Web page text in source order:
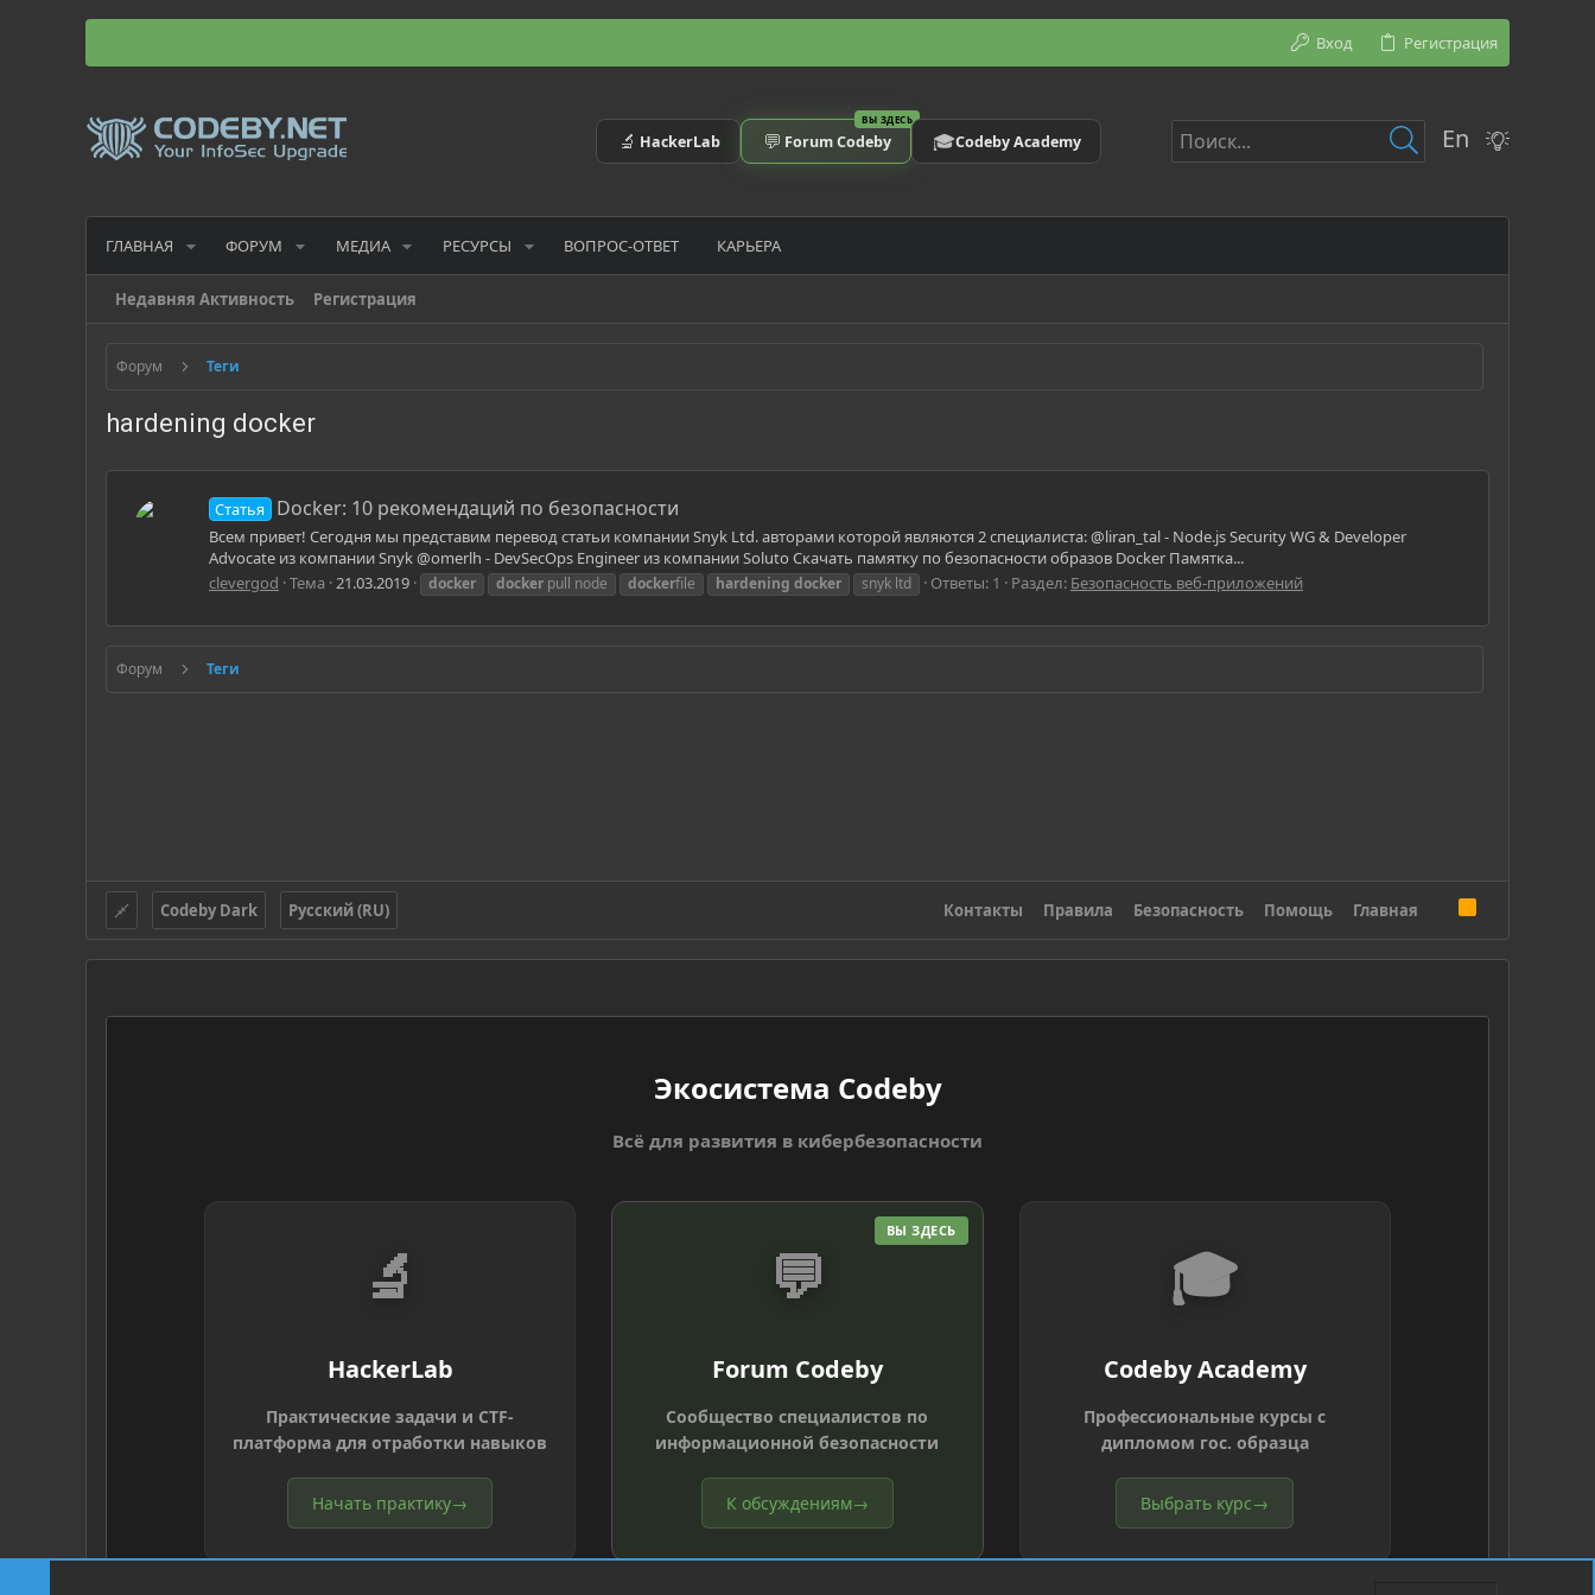
Вход Регистрация
🔬 HackerLab
ВЫ ЗДЕСЬ
💬 Forum Codeby 🎓Codeby Academy En
ГЛАВНАЯ ФОРУМ МЕДИА РЕСУРСЫ ВОПРОС-ОТВЕТ КАРЬЕРА
Недавняя Активность Регистрация
Форум Теги
hardening docker
Статья Docker: 10 рекомендаций по безопасности
Всем привет! Сегодня мы представим перевод статьи компании Snyk Ltd. авторами которой являются 2 специалиста: @liran_tal - Node.js Security WG & Developer
Advocate из компании Snyk @omerlh - DevSecOps Engineer из компании Soluto Скачать памятку по безопасности образов Docker Памятка...
clevergod Тема 21.03.2019 docker docker pull node dockerfile hardening docker snyk ltd Ответы: 1 Раздел: Безопасность веб-приложений
Форум Теги
Codeby Dark Русский (RU) Контакты Правила Безопасность Помощь Главная
S
Экосистема Codeby
Всё для развития в кибербезопасности
🔬
HackerLab
Практические задачи и CTF-
платформа для отработки навыков
Начать практику→
ВЫ ЗДЕСЬ
💬
Forum Codeby
Сообщество специалистов по
информационной безопасности
К обсуждениям→
🎓
Codeby Academy
Профессиональные курсы с
дипломом гос. образца
Выбрать курс→